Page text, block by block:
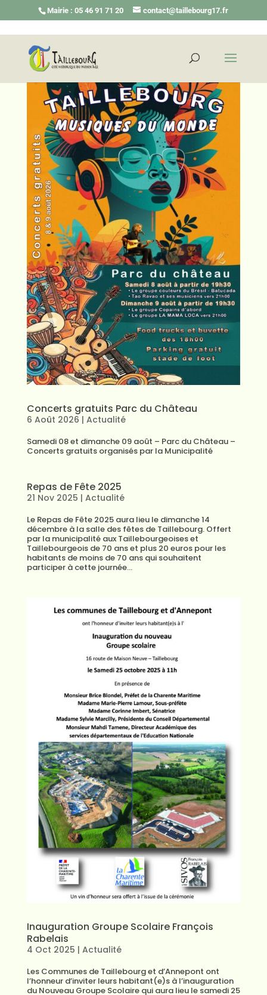
Mairie : 05 46 91 71 20 contact@taillebourg17.fr
Concerts gratuits Parc du Château
6 Août 2026 | Actualité
Samedi 08 et dimanche 09 août – Parc du Château –
Concerts gratuits organisés par la Municipalité
Repas de Fête 2025
21 Nov 2025 | Actualité
Le Repas de Fête 2025 aura lieu le dimanche 14
décembre à la salle des fêtes de Taillebourg. Offert
par la municipalité aux Taillebourgeoises et
Taillebourgeois de 70 ans et plus 20 euros pour les
habitants de moins de 70 ans qui souhaitent
participer à cette journée...
Inauguration Groupe Scolaire François
Rabelais
4 Oct 2025 | Actualité
Les Communes de Taillebourg et d’Annepont ont
l’honneur d’inviter leurs habitant(e)s à l’inauguration
du Nouveau Groupe Scolaire qui aura lieu le samedi 25